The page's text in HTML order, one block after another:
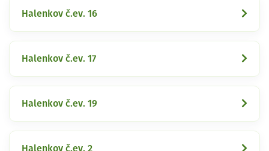
Halenkov č.ev. 16
Halenkov č.ev. 17
Halenkov č.ev. 19
Halenkov č.ev. 2